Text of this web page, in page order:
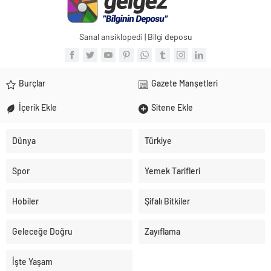
Sanal ansiklopedi | Bilgi deposu
Burçlar Gazete Manşetleri
İçerik Ekle Sitene Ekle
Dünya Türkiye
Spor Yemek Tarifleri
Hobiler Şifalı Bitkiler
Geleceğe Doğru Zayıflama
İşte Yaşam